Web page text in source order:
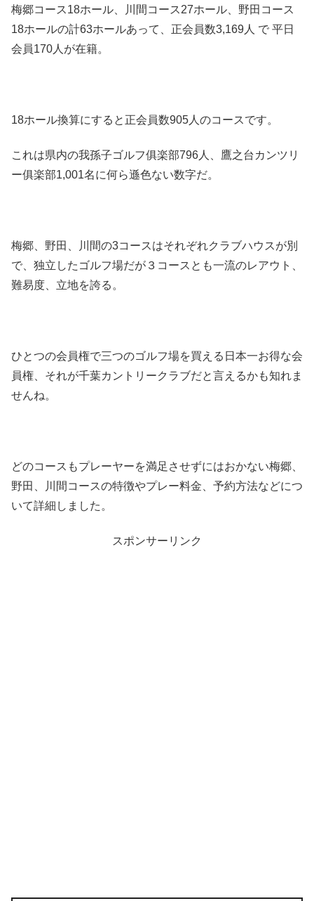
梅郷コース18ホール、川間コース27ホール、野田コース
18ホールの計63ホールあって、正会員数3,169人 で 平日
会員170人が在籍。
18ホール換算にすると正会員数905人のコースです。
これは県内の我孫子ゴルフ俱楽部796人、鷹之台カンツリ
ー俱楽部1,001名に何ら遜色ない数字だ。
梅郷、野田、川間の3コースはそれぞれクラブハウスが別
で、独立したゴルフ場だが３コースとも一流のレアウト、
難易度、立地を誇る。
ひとつの会員権で三つのゴルフ場を買える日本一お得な会
員権、それが千葉カントリークラブだと言えるかも知れま
せんね。
どのコースもプレーヤーを満足させずにはおかない梅郷、
野田、川間コースの特徴やプレー料金、予約方法などにつ
いて詳細しました。
スポンサーリンク